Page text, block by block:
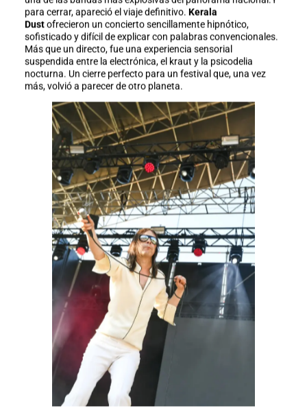
para cerrar, apareció el viaje definitivo. Kerala
Dustofrecieron un concierto sencillamente hipnótico,
sofisticado y difícil de explicar con palabras convencionales.
Más que un directo, fue una experiencia sensorial
suspendida entre la electrónica, el kraut y la psicodelia
nocturna. Un cierre perfecto para un festival que, una vez
más, volvió a parecer de otro planeta.